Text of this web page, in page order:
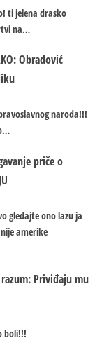
ti jelena drasko
na…
Obradović
naroda!!!
priče o
gledajte ono lazu ja
amerike
Priviđaju mu
boli!!!